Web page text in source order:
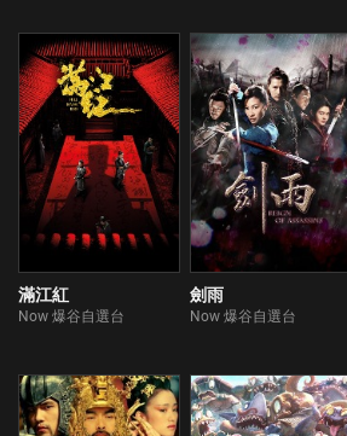
滿江紅
Now 爆谷自選台
劍雨
Now 爆谷自選台